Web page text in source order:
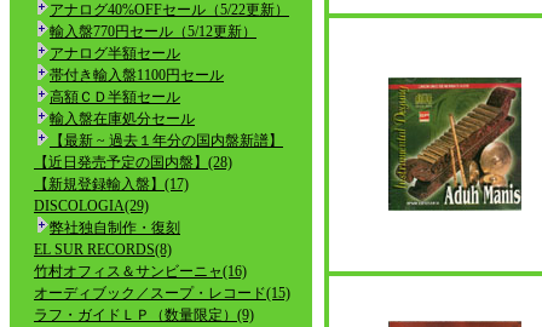
アナログ40%OFFセール（5/22更新）
輸入盤770円セール（5/12更新）
アナログ半額セール
帯付き輸入盤1100円セール
高額ＣＤ半額セール
輸入盤在庫処分セール
【最新 ~ 過去１年分の国内盤新譜】
【近日発売予定の国内盤】(28)
【新規登録輸入盤】(17)
DISCOLOGIA(29)
弊社独自制作・復刻
EL SUR RECORDS(8)
竹村オフィス＆サンビーニャ(16)
オーディブック／スープ・レコード(15)
ラフ・ガイドＬＰ（数量限定）(9)